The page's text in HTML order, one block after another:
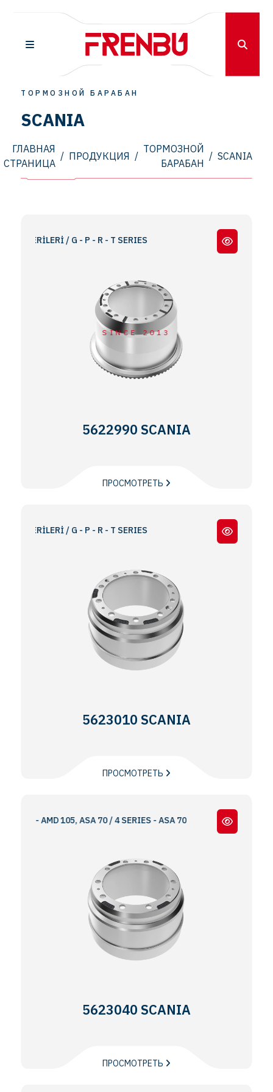
SINCE 2013
ТОРМОЗНОЙ БАРАБАН
SCANIA
ГЛАВНАЯ
СТРАНИЦА
/ ПРОДУКЦИЯ /
ТОРМОЗНОЙ
БАРАБАН
/ SCANIA
/ G - P - R - T SERIES
5622990 SCANIA
ПРОСМОТРЕТЬ
/ G - P - R - T SERIES
5623010 SCANIA
ПРОСМОТРЕТЬ
105, ASA 70 / 4 SERIES - ASA 70
5623040 SCANIA
ПРОСМОТРЕТЬ